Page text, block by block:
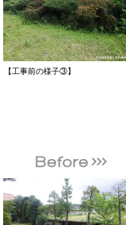
【工事前の様子③】